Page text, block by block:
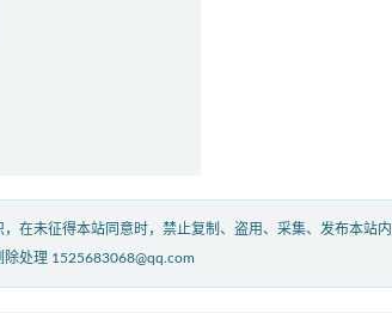
在未征得本站同意时，禁止复制、盗用、采集、发布本站内
处理 1525683068@qq.com